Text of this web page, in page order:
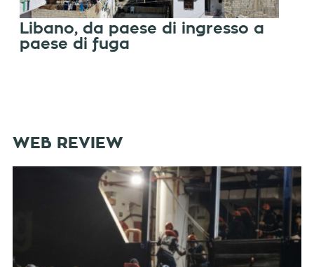
Libano, da paese di ingresso a
paese di fuga
WEB REVIEW